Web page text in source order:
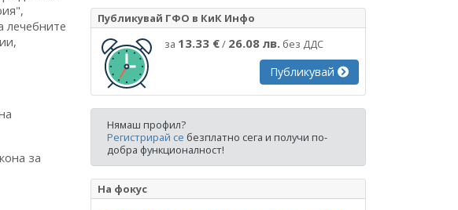
лечебните
за
Публикувай ГФО в КиК Инфо
за 13.33 €/ 26.08 лв. без ДДС
Публикувай
Нямаш профил?
Регистрирай се безплатно сега и получи по-
добра функционалност!
На фокус